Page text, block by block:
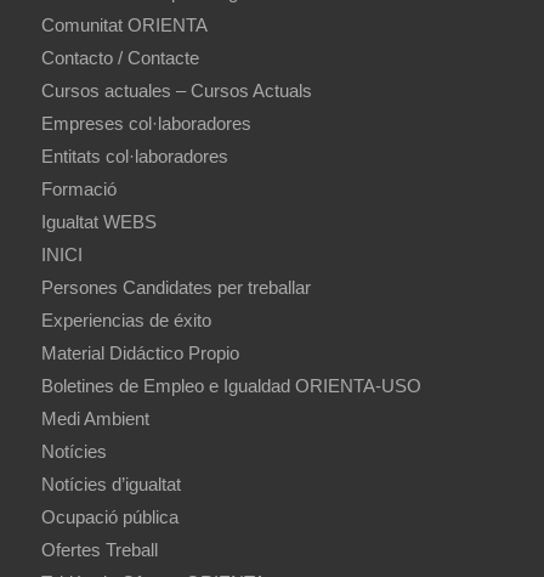
Comunitat ORIENTA
Contacto / Contacte
Cursos actuales – Cursos Actuals
Empreses col·laboradores
Entitats col·laboradores
Formació
Igualtat WEBS
INICI
Persones Candidates per treballar
Experiencias de éxito
Material Didáctico Propio
Boletines de Empleo e Igualdad ORIENTA-USO
Medi Ambient
Notícies
Notícies d’igualtat
Ocupació pública
Ofertes Treball